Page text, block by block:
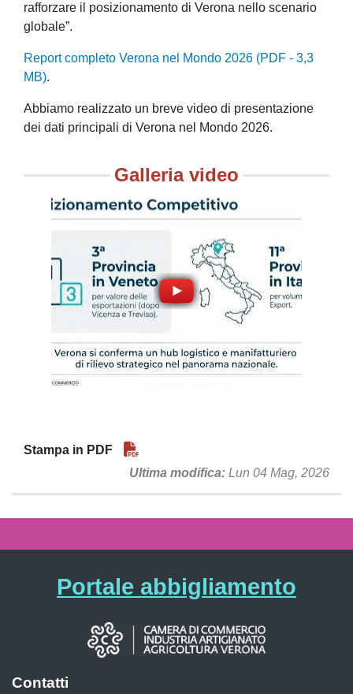
rafforzare il posizionamento di Verona nello scenario
globale”.
Report completo Verona nel Mondo 2026 (PDF - 3,3
MB).
Abbiamo realizzato un breve video di presentazione
dei dati principali di Verona nel Mondo 2026.
Galleria video
Stampa in PDF
Ultima modifica Lun 04 Mag, 2026
Portale abbigliamento
Contatti